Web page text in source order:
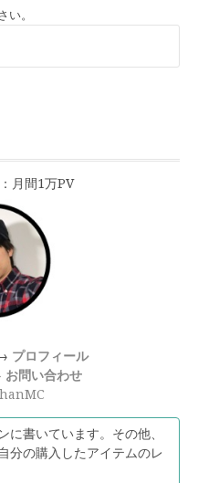
い。
月間1万PV
プロフィール
お問い合わせ
に書いています。その他、
分の購入したアイテムのレ